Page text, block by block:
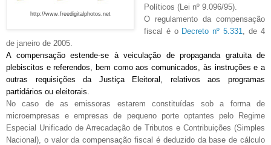
http://www.freedigitalphotos.net
Políticos (Lei nº 9.096/95).
O regulamento da compensação
fiscal é o Decreto nº 5.331
, de 4
de janeiro de 2005.
A compensação estende-se à veiculação de propaganda gratuita de
plebiscitos e referendos, bem como aos comunicados, às instruções e a
outras requisições da Justiça Eleitoral, relativos aos programas
partidários ou eleitorais.
No caso de as emissoras estarem constituídas sob a forma de
microempresas e empresas de pequeno porte optantes pelo Regime
Especial Unificado de Arrecadação de Tributos e Contribuições (Simples
Nacional), o valor da compensação fiscal é deduzido da base de cálculo